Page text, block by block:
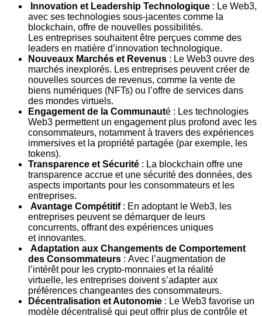
Innovation et Leadership Technologique : Le Web3,
avec ses technologies sous-jacentes comme la
blockchain, offre de nouvelles possibilités.
Les entreprises souhaitent être perçues comme des
leaders en matière d’innovation technologique.
Nouveaux Marchés et Revenus : Le Web3 ouvre des
marchés inexplorés. Les entreprises peuvent créer de
nouvelles sources de revenus, comme la vente de
biens numériques (NFTs) ou l’offre de services dans
des mondes virtuels.
Engagement de la Communauté : Les technologies
Web3 permettent un engagement plus profond avec les
consommateurs, notamment à travers des expériences
immersives et la propriété partagée (par exemple, les
tokens).
Transparence et Sécurité : La blockchain offre une
transparence accrue et une sécurité des données, des
aspects importants pour les consommateurs et les
entreprises.
Avantage Compétitif : En adoptant le Web3, les
entreprises peuvent se démarquer de leurs
concurrents, offrant des expériences uniques
et innovantes.
Adaptation aux Changements de Comportement
des Consommateurs : Avec l’augmentation de
l’intérêt pour les crypto-monnaies et la réalité
virtuelle, les entreprises doivent s’adapter aux
préférences changeantes des consommateurs.
Décentralisation et Autonomie : Le Web3 favorise un
modèle décentralisé qui peut offrir plus de contrôle et